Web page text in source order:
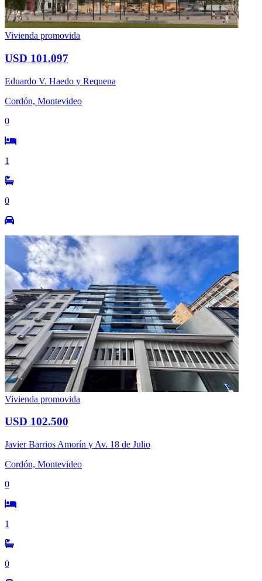
Vivienda promovida
USD 101.097
Eduardo V. Haedo y Requena
Cordón, Montevideo
0
1
0
Vivienda promovida
USD 102.500
Javier Barrios Amorín y Av. 18 de Julio
Cordón, Montevideo
0
1
0